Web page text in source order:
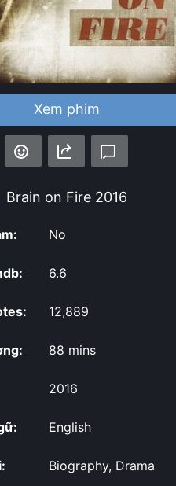
Xem phim
Brain on Fire2016
No
6.6
12,889
88 mins
2016
English
Biography, Drama